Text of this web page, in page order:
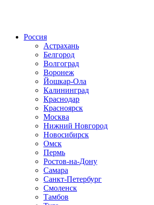
Россия
Астрахань
Белгород
Волгоград
Воронеж
Йошкар-Ола
Калининград
Краснодар
Красноярск
Москва
Нижний Новгород
Новосибирск
Омск
Пермь
Ростов-на-Дону
Самара
Санкт-Петербург
Смоленск
Тамбов